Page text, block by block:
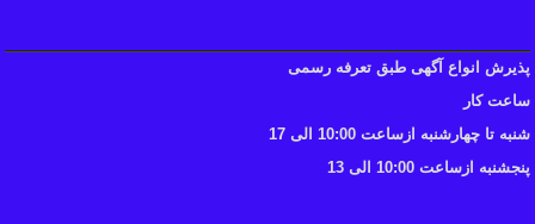
پذیرش انواع آگهی طبق تعرفه رسمی
ساعت کار
شنبه تا چهارشنبه ازساعت 10:00 الی 17
پنجشنبه ازساعت 10:00 الی 13